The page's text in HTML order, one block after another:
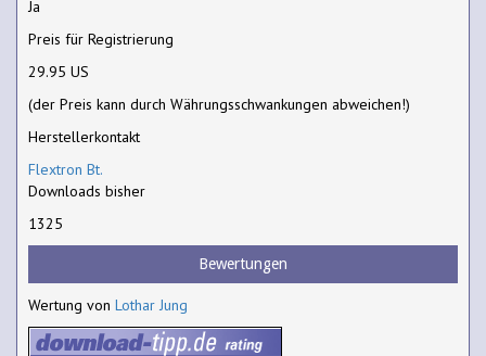
Ja
Preis für Registrierung
29.95 US
(der Preis kann durch Währungsschwankungen abweichen!)
Herstellerkontakt
Flextron Bt.
Downloads bisher
1325
Bewertungen
Wertung von Lothar Jung